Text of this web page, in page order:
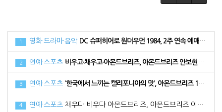
1 영화·드라마·음악 DC 슈퍼히어로 원더우먼 1984, 2주 연속 예매 순위 1위로 34만 관객 동원
2 연예·스포츠 비우고·채우고·아몬드브리즈, 아몬드브리즈 안보현 광고 메이킹 필름 공개
3 연예·스포츠 ‘한국에서 느끼는 캘리포니아의 맛’, 아몬드브리즈 17일 라치카 가비와 함께 라이브방송 진행
4 연예·스포츠 채우다 비우다 아몬드브리즈, 아몬드브리즈 이다희와 함께한 광고 메이킹 필름 공개